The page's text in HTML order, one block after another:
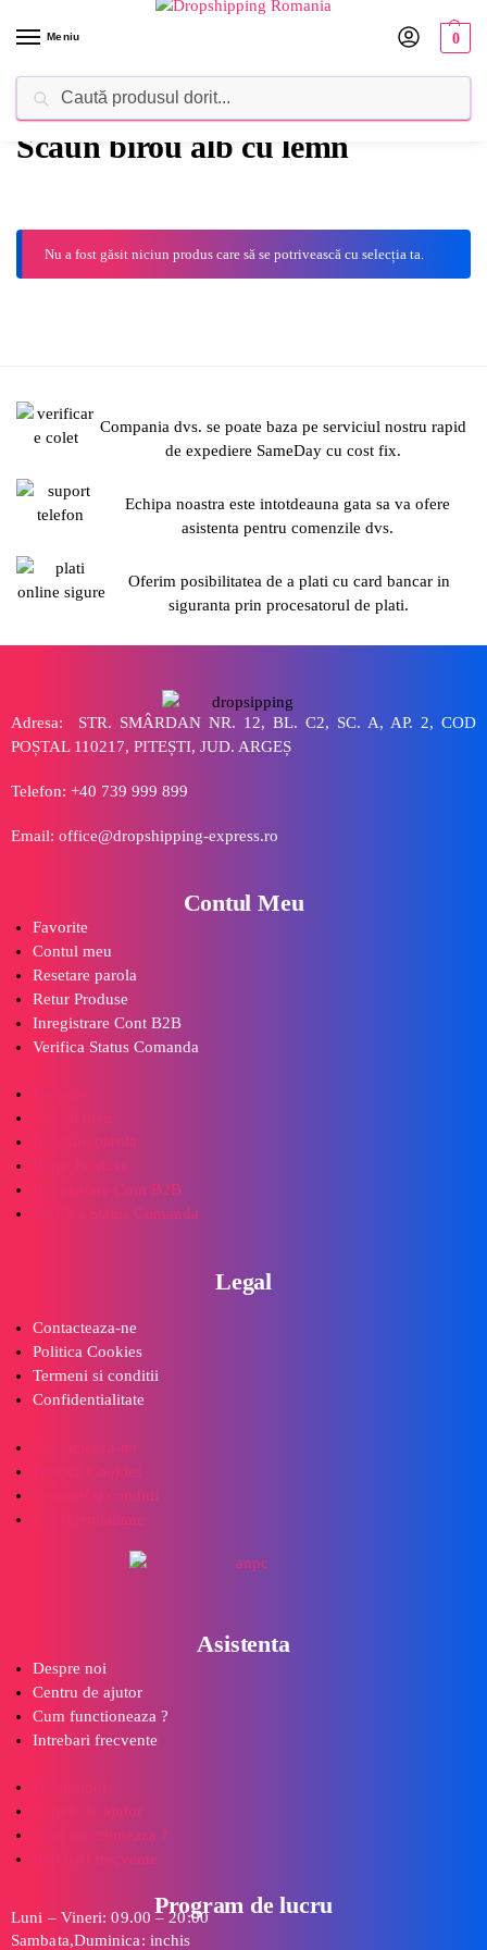
Meniu 0
Dropshipping Romania⚡ Furnizorul tău de produse
Scaun birou alb cu lemn
Nu a fost găsit niciun produs care să se potrivească cu selecția ta.
Compania dvs. se poate baza pe serviciul nostru rapid
de expediere SameDay cu cost fix.
Echipa noastra este intotdeauna gata sa va ofere
asistenta pentru comenzile dvs.
Oferim posibilitatea de a plati cu card bancar in
siguranta prin procesatorul de plati.
Adresa: STR. SMÂRDAN NR. 12, BL. C2, SC. A, AP. 2, COD
POȘTAL 110217, PITEȘTI, JUD. ARGEȘ
Telefon: +40 739 999 899
Email: office@dropshipping-express.ro
Contul Meu
Favorite
Contul meu
Resetare parola
Retur Produse
Inregistrare Cont B2B
Verifica Status Comanda
Contul meu
Resetare parola
Retur Produse
Inregistrare Cont B2B
Verifica Status Comanda
Legal
Contacteaza-ne
Politica Cookies
Termeni si conditii
Confidentialitate
Contacteaza-ne
Politica Cookies
Termeni si conditii
Confidentialitate
Asistenta
Despre noi
Centru de ajutor
Cum functioneaza ?
Intrebari frecvente
Centru de ajutor
Cum functioneaza ?
Intrebari frecvente
Program de lucru
Luni – Vineri: 09.00 – 20:00
Sambata,Duminica: inchis